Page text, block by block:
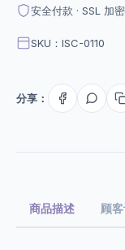
安全付款 · SSL 加
SKU：ISC-0110
分享：
商品描述 顾